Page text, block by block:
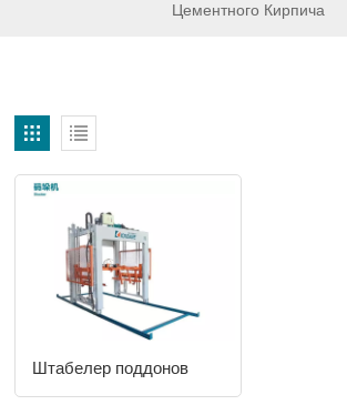
Цементного Кирпича
Штабелер поддонов